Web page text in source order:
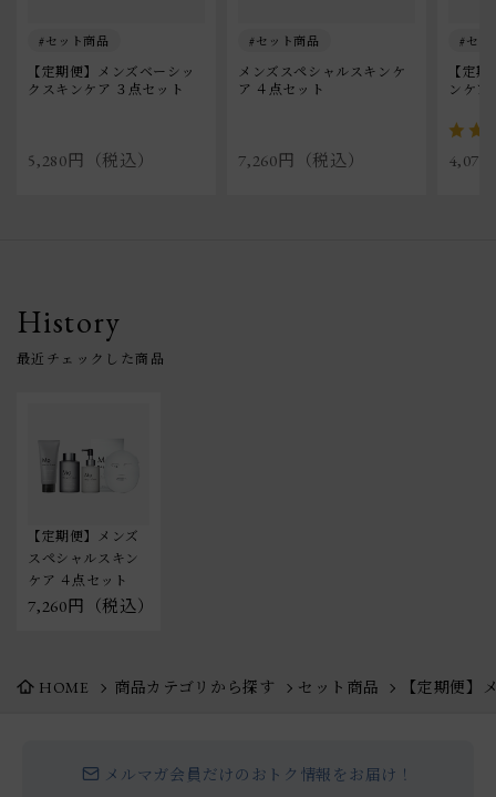
セット商品
【定期便】メンズベーシッ
クスキンケア ３点セット
5,280円（税込）
セット商品
メンズスペシャルスキンケ
ア ４点セット
7,260円（税込）
セッ
【定
ンケア
4,070
History
【定期便】メンズ
スペシャルスキン
ケア ４点セット
7,260円（税込）
HOME 商品カテゴリから探す セット商品 【定期便】
メルマガ会員だけのおトク情報をお届け！